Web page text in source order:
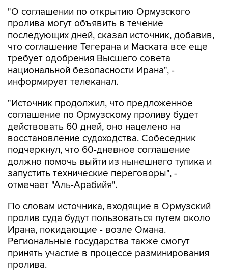
"О соглашении по открытию Ормузского
пролива могут объявить в течение
последующих дней, сказал источник, добавив,
что соглашение Тегерана и Маската все еще
требует одобрения Высшего совета
национальной безопасности Ирана", -
информирует телеканал.
"Источник продолжил, что предложенное
соглашение по Ормузскому проливу будет
действовать 60 дней, оно нацелено на
восстановление судоходства. Собеседник
подчеркнул, что 60-дневное соглашение
должно помочь выйти из нынешнего тупика и
запустить технические переговоры", -
отмечает "Аль-Арабийя".
По словам источника, входящие в Ормузский
пролив суда будут пользоваться путем около
Ирана, покидающие - возле Омана.
Региональные государства также смогут
принять участие в процессе разминирования
пролива.